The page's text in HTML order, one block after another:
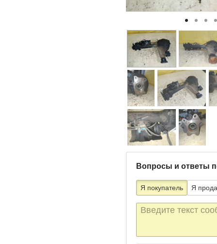
Вопросы и ответы
Я покупатель Я
Текст
сообщения